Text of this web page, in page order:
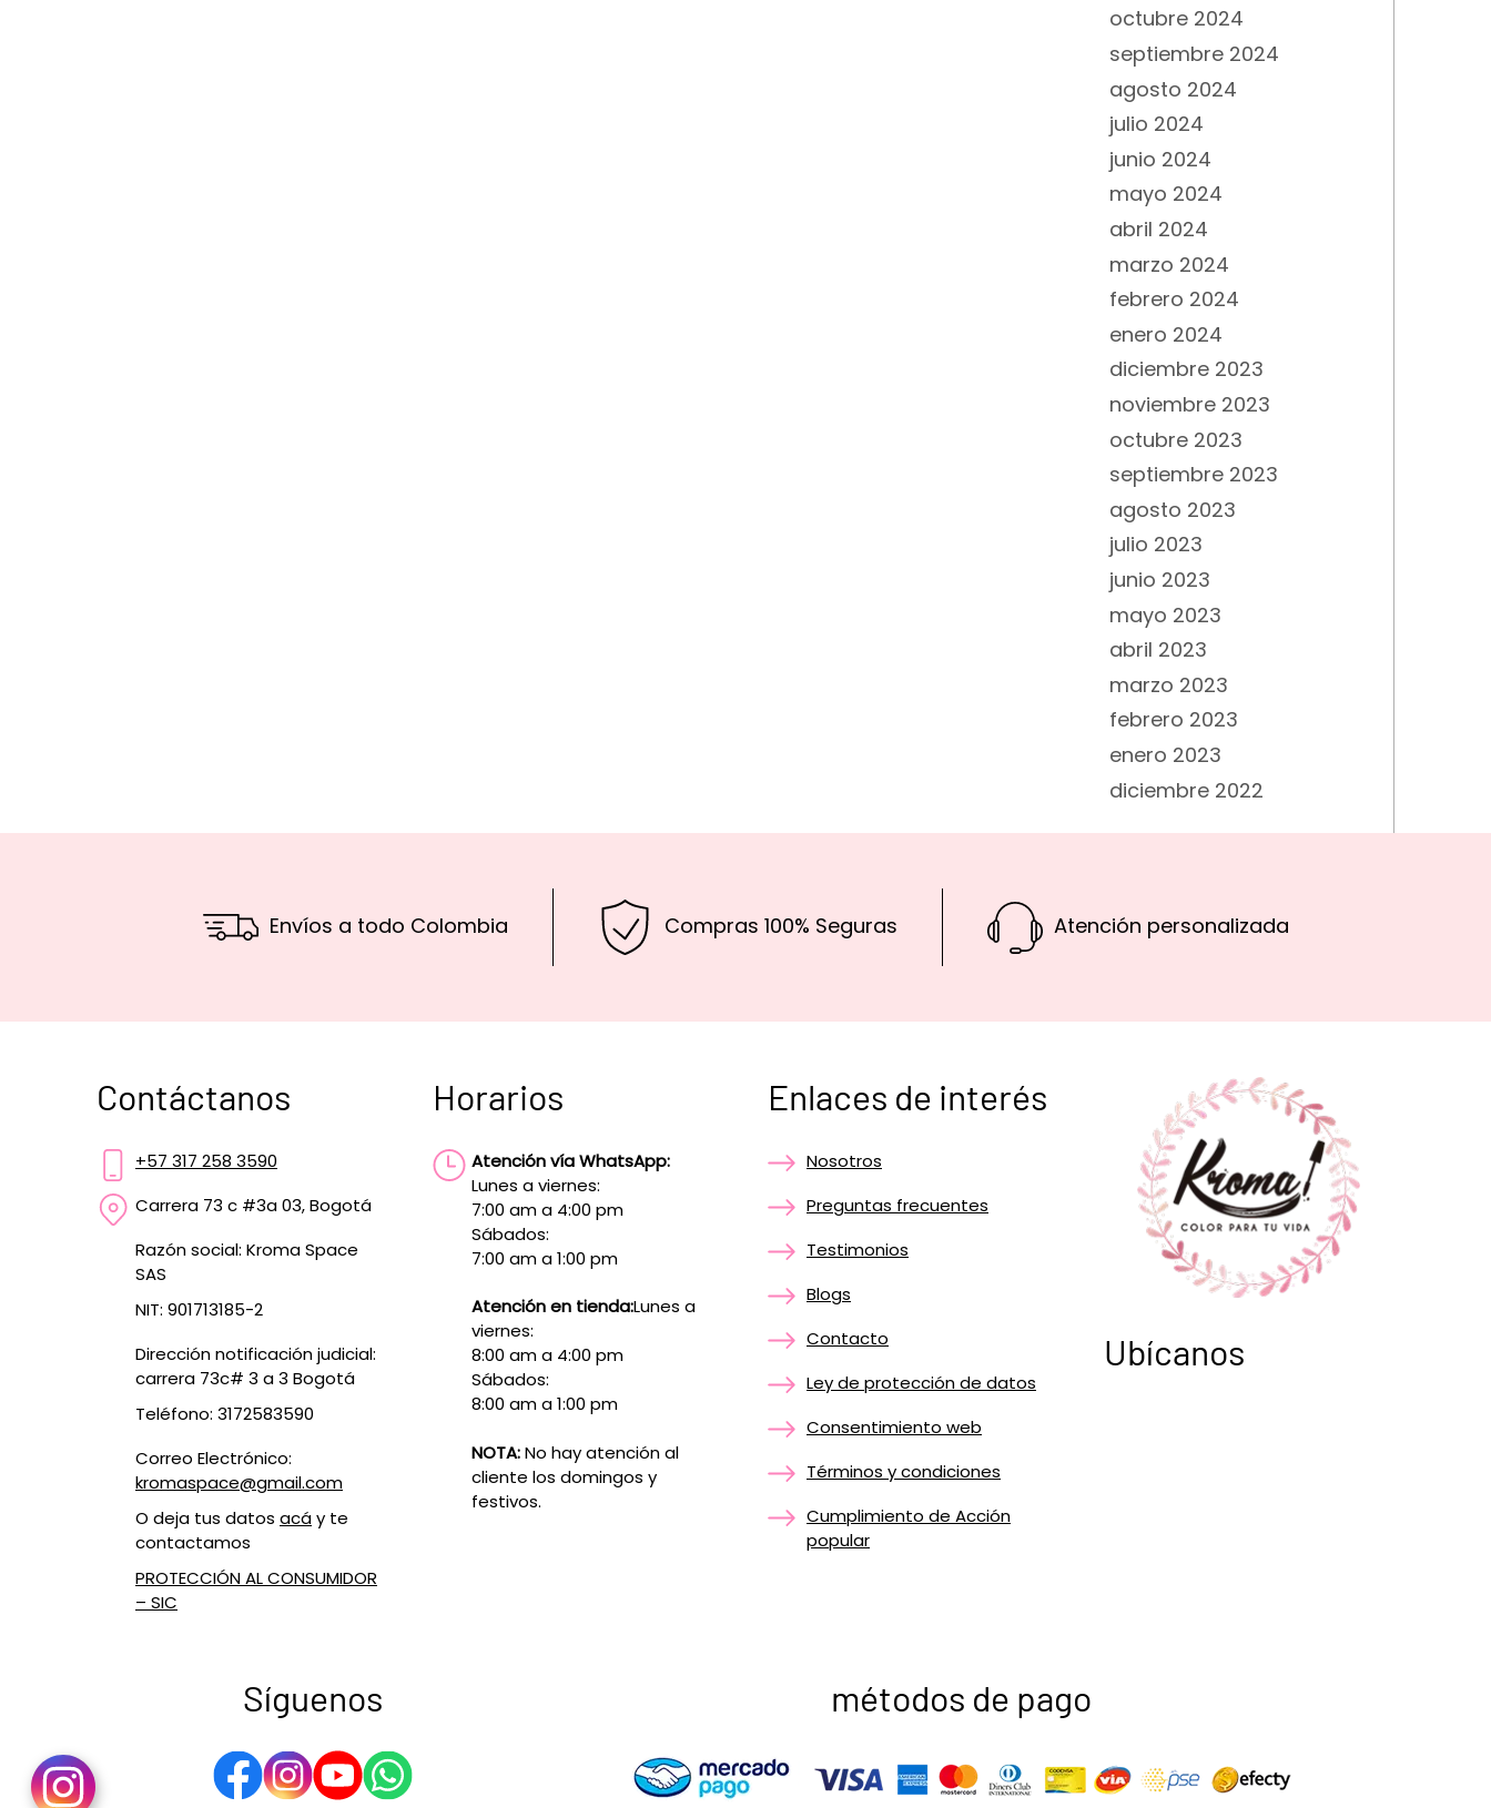
octubre 2024
septiembre 2024
agosto 2024
julio 2024
junio 2024
mayo 2024
abril 2024
marzo 2024
febrero 2024
enero 2024
diciembre 2023
noviembre 2023
octubre 2023
septiembre 2023
agosto 2023
julio 2023
junio 2023
mayo 2023
abril 2023
marzo 2023
febrero 2023
enero 2023
diciembre 2022
Envíos a todo Colombia Compras 100% Seguras Atención personalizada
Contáctanos
+57 317 258 3590
Carrera 73 c #3a 03, Bogotá
Razón social: Kroma Space
SAS
NIT: 901713185-2
Dirección notificación judicial:
carrera 73c# 3 a 3 Bogotá
Teléfono: 3172583590
Correo Electrónico:
kromaspace@gmail.com
O deja tus datos acáy te
contactamos
PROTECCIÓN AL CONSUMIDOR
– SIC
Horarios
Atención vía WhatsApp:
Lunes a viernes:
7:00 am a 4:00 pm
Sábados:
7:00 am a 1:00 pm
Atención en tienda:Lunes a
viernes:
8:00 am a 4:00 pm
Sábados:
8:00 am a 1:00 pm
NOTA:No hay atención al
cliente los domingos y
festivos.
Enlaces de interés
Nosotros
Preguntas frecuentes
Testimonios
Blogs
Contacto
Ley de protección de datos
Consentimiento web
Términos y condiciones
Cumplimiento de Acción
popular
Ubícanos
Síguenos métodos de pago